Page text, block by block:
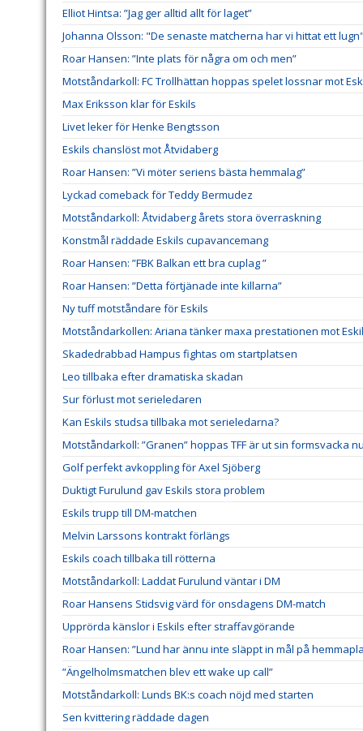
Elliot Hintsa: ”Jag ger alltid allt för laget”
Johanna Olsson: "De senaste matcherna har vi hittat ett lugn"
Roar Hansen: ”Inte plats för några om och men”
Motståndarkoll: FC Trollhättan hoppas spelet lossnar mot
Max Eriksson klar för Eskils
Livet leker för Henke Bengtsson
Eskils chanslöst mot Åtvidaberg
Roar Hansen: ”Vi möter seriens bästa hemmalag”
Lyckad comeback för Teddy Bermudez
Motståndarkoll: Åtvidaberg årets stora överraskning
Konstmål räddade Eskils cupavancemang
Roar Hansen: ”FBK Balkan ett bra cuplag ”
Roar Hansen: ”Detta förtjänade inte killarna”
Ny tuff motståndare för Eskils
Motståndarkollen: Ariana tänker maxa prestationen mot
Skadedrabbad Hampus fightas om startplatsen
Leo tillbaka efter dramatiska skadan
Sur förlust mot serieledaren
Kan Eskils studsa tillbaka mot serieledarna?
Motståndarkoll: ”Granen” hoppas TFF är ut sin formsvacka nu
Golf perfekt avkoppling för Axel Sjöberg
Duktigt Furulund gav Eskils stora problem
Eskils trupp till DM-matchen
Melvin Larssons kontrakt förlängs
Eskils coach tillbaka till rötterna
Motståndarkoll: Laddat Furulund väntar i DM
Roar Hansens Stidsvig värd för onsdagens DM-match
Upprörda känslor i Eskils efter straffavgörande
Roar Hansen: ”Lund har ännu inte släppt in mål på
”Ängelholmsmatchen blev ett wake up call”
Motståndarkoll: Lunds BK:s coach nöjd med starten
Sen kvittering räddade dagen